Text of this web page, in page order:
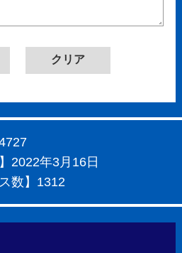
2022年3月16日
数】 1312